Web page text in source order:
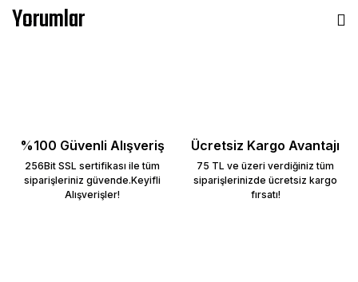
Yorumlar
%100 Güvenli Alışveriş
256Bit SSL sertifikası ile tüm
siparişleriniz güvende.Keyifli
Alışverişler!
Ücretsiz Kargo Avantajı
75 TL ve üzeri verdiğiniz tüm
siparişlerinizde ücretsiz kargo
fırsatı!